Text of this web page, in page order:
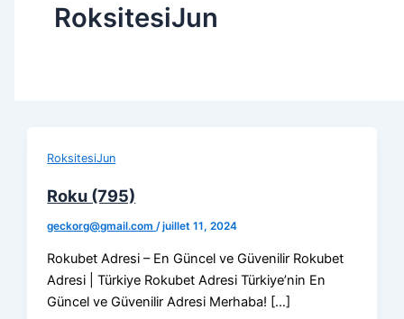
RoksitesiJun
RoksitesiJun
Roku (795)
geckorg@gmail.com/juillet 11, 2024
Rokubet Adresi – En Güncel ve Güvenilir Rokubet
Adresi | Türkiye Rokubet Adresi Türkiye’nin En
Güncel ve Güvenilir Adresi Merhaba! […]